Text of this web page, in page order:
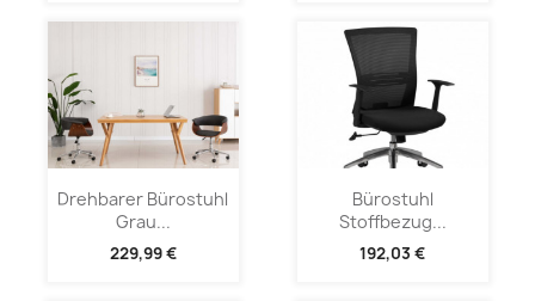
Drehbarer Bürostuhl
Grau...
229,99 €
Bürostuhl
Stoffbezug...
192,03 €